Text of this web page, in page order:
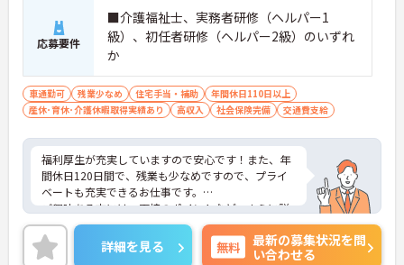
応募要件
■介護福祉士、実務者研修（ヘルパー1
級）、初任者研修（ヘルパー2級）のいずれ
か
車通勤可 残業少なめ 住宅手当・補助
年間休日110日以上
産休･育休･介護休暇取得実績あり
高収入 社会保険完備 交通費支給
福利厚生が充実していますので安心です！また、年
間休日120日間で、残業も少なめですので、プライ
ベートも充実できるお仕事です。
ご興味ある方には、面接のポイントなど、さらに詳
細をお話致しますのでお気軽にご相談ください。
詳細を見る 無料
最新の募集状況を問
い合わせる